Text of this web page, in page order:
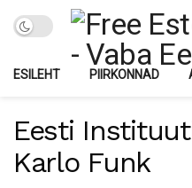
ESILEHT PIIRKONNAD
Eesti
Karlo Funk